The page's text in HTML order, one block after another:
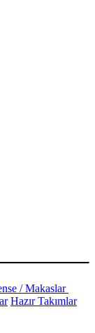
/ Makaslar
Hazır Takımlar